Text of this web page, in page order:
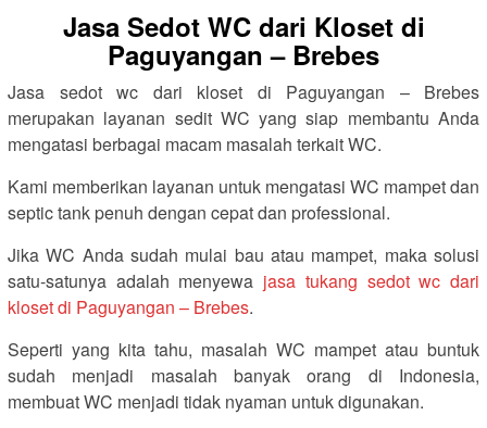
Jasa Sedot WC dari Kloset di
Paguyangan – Brebes
Jasa sedot wc dari kloset di Paguyangan – Brebes
merupakan layanan sedit WC yang siap membantu Anda
mengatasi berbagai macam masalah terkait WC.
Kami memberikan layanan untuk mengatasi WC mampet dan
septic tank penuh dengan cepat dan professional.
Jika WC Anda sudah mulai bau atau mampet, maka solusi
satu-satunya adalah menyewa jasa tukang sedot wc dari
kloset di Paguyangan – Brebes.
Seperti yang kita tahu, masalah WC mampet atau buntuk
sudah menjadi masalah banyak orang di Indonesia,
membuat WC menjadi tidak nyaman untuk digunakan.